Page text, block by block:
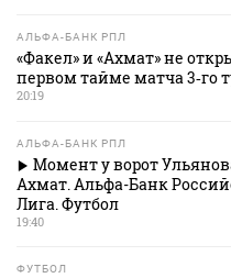
АЛЬФА-БАНК РПЛ
«Факел» и «Ахмат» не
первом тайме матча 3‑го
20:19
АЛЬФА-БАНК РПЛ
Момент у ворот
Ахмат. Альфа-Банк
Лига. Футбол
19:40
ФУТБОЛ